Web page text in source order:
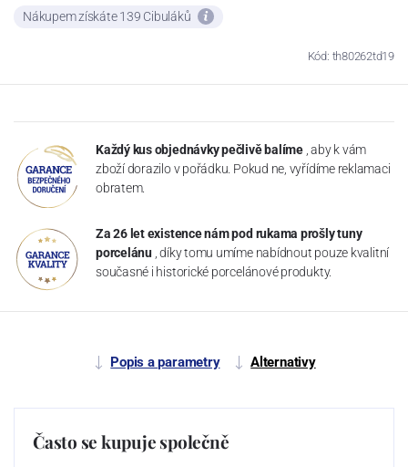
Nákupem získáte 139 Cibuláků
Kód: th80262td19
Každý kus objednávky pečlivě balíme , aby k vám
zboží dorazilo v pořádku. Pokud ne, vyřídíme reklamaci
obratem.
Za 26 let existence nám pod rukama prošly tuny
porcelánu , díky tomu umíme nabídnout pouze kvalitní
současné i historické porcelánové produkty.
Popis a parametry Alternativy
Často se kupuje společně